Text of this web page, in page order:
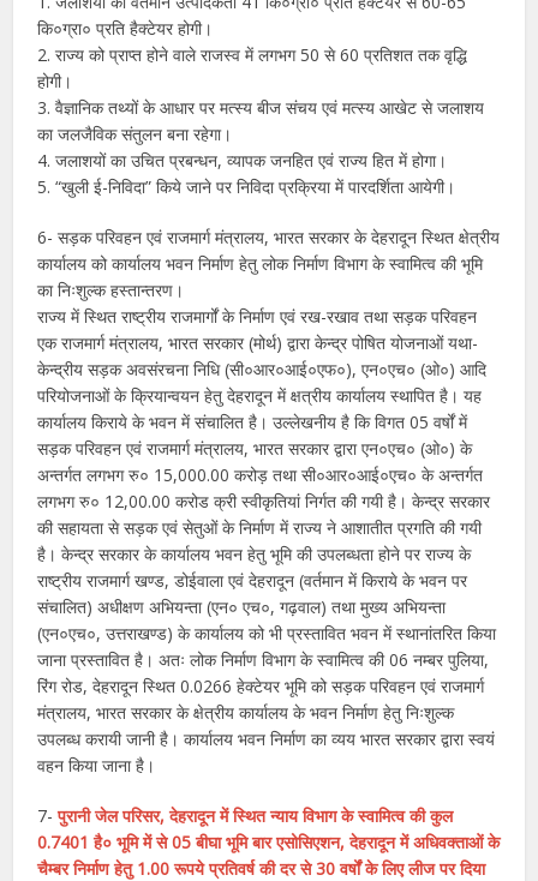
कि०ग्रा० प्रति हैक्टेयर होगी।
2. राज्य को प्राप्त होने वाले राजस्व में लगभग 50 से 60 प्रतिशत तक वृद्धि
होगी।
3. वैज्ञानिक तथ्यों के आधार पर मत्स्य बीज संचय एवं मत्स्य आखेट से जलाशय
का जलजैविक संतुलन बना रहेगा।
4. जलाशयों का उचित प्रबन्धन, व्यापक जनहित एवं राज्य हित में होगा।
5. “खुली ई-निविदा” किये जाने पर निविदा प्रक्रिया में पारदर्शिता आयेगी।
6- सड़क परिवहन एवं राजमार्ग मंत्रालय, भारत सरकार के देहरादून स्थित क्षेत्रीय
कार्यालय को कार्यालय भवन निर्माण हेतु लोक निर्माण विभाग के स्वामित्व की भूमि
का निःशुल्क हस्तान्तरण।
राज्य में स्थित राष्ट्रीय राजमार्गों के निर्माण एवं रख-रखाव तथा सड़क परिवहन
एक राजमार्ग मंत्रालय, भारत सरकार (मोर्थ) द्वारा केन्द्र पोषित योजनाओं यथा-
केन्द्रीय सड़क अवसंरचना निधि (सी०आर०आई०एफ०), एन०एच० (ओ०) आदि
परियोजनाओं के क्रियान्वयन हेतु देहरादून में क्षत्रीय कार्यालय स्थापित है। यह
कार्यालय किराये के भवन में संचालित है। उल्लेखनीय है कि विगत 05 वर्षों में
सड़क परिवहन एवं राजमार्ग मंत्रालय, भारत सरकार द्वारा एन०एच० (ओ०) के
अन्तर्गत लगभग रु० 15,000.00 करोड़ तथा सी०आर०आई०एच० के अन्तर्गत
लगभग रु० 12,00.00 करोड क्री स्वीकृतियां निर्गत की गयी है। केन्द्र सरकार
की सहायता से सड़क एवं सेतुओं के निर्माण में राज्य ने आशातीत प्रगति की गयी
है। केन्द्र सरकार के कार्यालय भवन हेतु भूमि की उपलब्धता होने पर राज्य के
राष्ट्रीय राजमार्ग खण्ड, डोईवाला एवं देहरादून (वर्तमान में किराये के भवन पर
संचालित) अधीक्षण अभियन्ता (एन० एच०, गढ़वाल) तथा मुख्य अभियन्ता
(एन०एच०, उत्तराखण्ड) के कार्यालय को भी प्रस्तावित भवन में स्थानांतरित किया
जाना प्रस्तावित है। अतः लोक निर्माण विभाग के स्वामित्व की 06 नम्बर पुलिया,
रिंग रोड, देहरादून स्थित 0.0266 हेक्टेयर भूमि को सड़क परिवहन एवं राजमार्ग
मंत्रालय, भारत सरकार के क्षेत्रीय कार्यालय के भवन निर्माण हेतु निःशुल्क
उपलब्ध करायी जानी है। कार्यालय भवन निर्माण का व्यय भारत सरकार द्वारा स्वयं
वहन किया जाना है।
7-पुरानी जेल परिसर, देहरादून में स्थित न्याय विभाग के स्वामित्व की कुल
0.7401 है० भूमि में से 05 बीघा भूमि बार एसोसिएशन, देहरादून में अधिवक्ताओं के
चैम्बर निर्माण हेतु 1.00 रूपये प्रतिवर्ष की दर से 30 वर्षों के लिए लीज पर दिया